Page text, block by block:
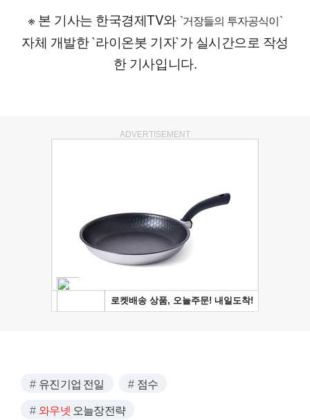
※ 본 기사는 한국경제TV와 `거장들의 투자공식이`
자체 개발한 `라이온봇 기자`가 실시간으로 작성
한 기사입니다.
ADVERTISEMENT
유진기업 전일 점수
와우넷 오늘장전략